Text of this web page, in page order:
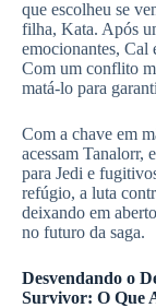
que escolheu se
filha, Kata. Após
emocionantes, Cal
Com um conflito
matá-lo para
Com a chave em
acessam Tanalorr,
para Jedi e
refúgio, a luta
deixando em
no futuro da saga.
Desvendando o
Survivor: O Que